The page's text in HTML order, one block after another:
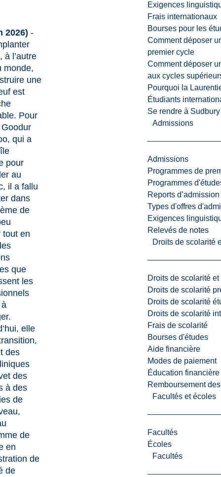
Exigences
Frais internationaux
Bourses pour les
Comment déposer
premier cycle
Comment déposer
aux cycles
Pourquoi la
Étudiants
Se rendre à Sudbury
Admissions
Admissions
Programmes de
Programmes
Reports d’admission
Types d'offres
Exigences
Relevés de notes
Droits de scolarité
Droits de scolarité
Droits de scolarité
Droits de scolarité
Droits de scolarité
Frais de scolarité
Bourses d'études
Aide financière
Modes de paiement
Éducation financière
Remboursement
Facultés et écoles
Facultés
Écoles
Facultés
2026) -
à l’autre
monde,
une
est
Pour
qui a
pour
au
il a fallu
dans
de
tout en
que
les
elle
des
des
à des
de
de
en
de
de